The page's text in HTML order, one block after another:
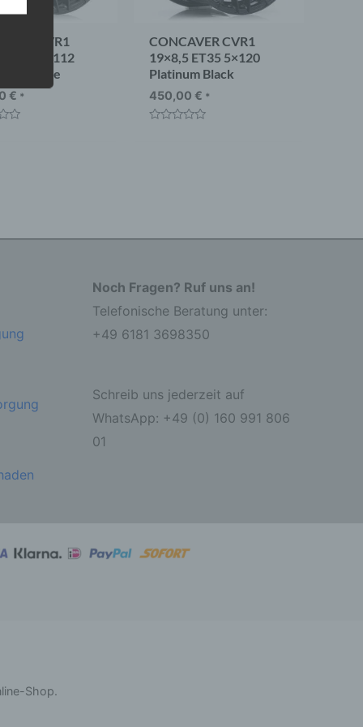
CVR1
ET40 5×112
Graphite
€ *
CONCAVER CVR1
19×8,5 ET35 5×120
Platinum Black
450,00 € *
Noch Fragen? Ruf uns an!
Telefonische Beratung unter:
+49 6181 3698350
Schreib uns jederzeit auf
WhatsApp: +49 (0) 160 991 806
01
Shop.